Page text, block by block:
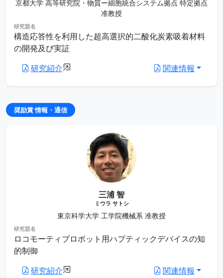
京都大学 高等研究院・物質ー細胞統合システム拠点 特定拠点
准教授
研究題名
構造応答性を利用した超高選択的二酸化炭素吸着材料
の開発及び実証
研究紹介
関連情報
奨励賞 情報・通信
三浦 智
ミウラ サトシ
東京科学大学 工学院機械系 准教授
研究題名
ロコモーティブロボット用ハプティックデバイスの知
的制御
研究紹介
関連情報